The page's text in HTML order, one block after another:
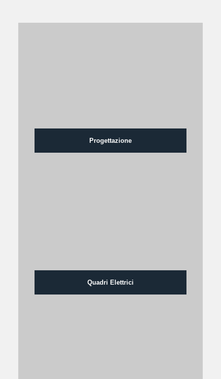
Progettazione
Quadri Elettrici